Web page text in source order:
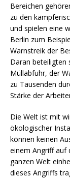
Bereichen
zu den
und spielen eine
Berlin zum
Warnstreik der
Daran beteiligten
Müllabfuhr, der
zu Tausenden
Stärke der
Die Welt ist mit
ökologischer
können keinen
einem Angriff auf
ganzen Welt
dieses Angriffs